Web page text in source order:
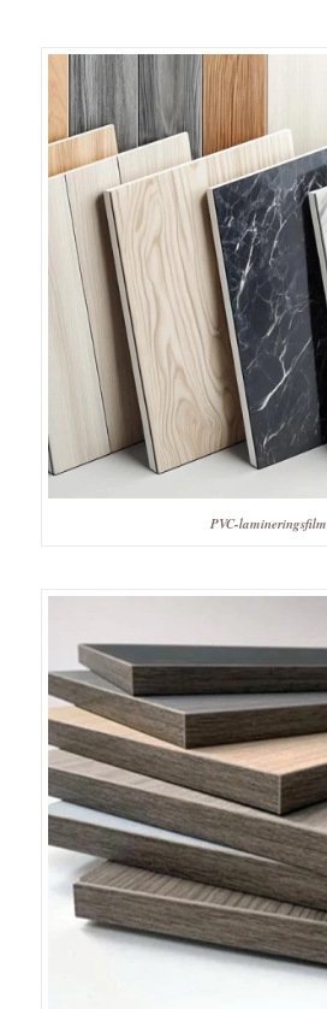
PVC-lamineringsfilm